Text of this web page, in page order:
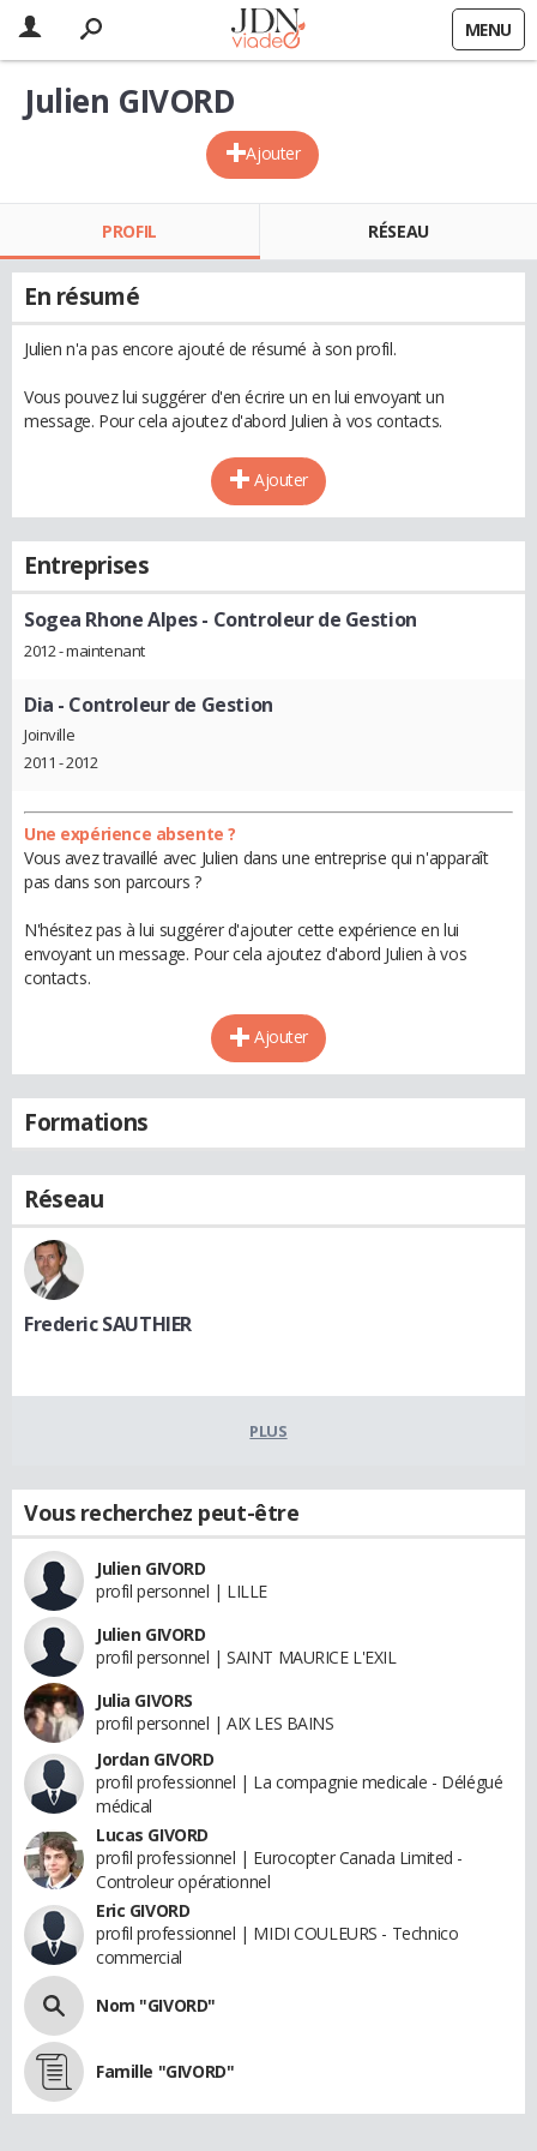
MENU
Ajouter
Julien GIVORD
PROFIL RÉSEAU
En résumé
Julien n'a pas encore ajouté de résumé à son profil.
Vous pouvez lui suggérer d'en écrire un en lui envoyant un
message. Pour cela ajoutez d'abord Julien à vos contacts.
Ajouter
Entreprises
Sogea Rhone Alpes- Controleur de Gestion
2012 - maintenant
Dia - Controleur de Gestion
Joinville
2011 - 2012
Une expérience absente ?
Vous avez travaillé avec Julien dans une entreprise qui n'apparaît
pas dans son parcours ?
N'hésitez pas à lui suggérer d'ajouter cette expérience en lui
envoyant un message. Pour cela ajoutez d'abord Julien à vos
contacts.
Ajouter
Formations
Réseau
Frederic SAUTHIER
PLUS
Vous recherchez peut-être
Julien GIVORD
profil personnel | LILLE
Julien GIVORD
profil personnel | SAINT MAURICE L'EXIL
Julia GIVORS
profil personnel | AIX LES BAINS
Jordan GIVORD
profil professionnel | La compagnie medicale - Délégué
médical
Lucas GIVORD
profil professionnel | Eurocopter Canada Limited -
Controleur opérationnel
Eric GIVORD
profil professionnel | MIDI COULEURS - Technico
commercial
Nom "GIVORD"
Famille "GIVORD"